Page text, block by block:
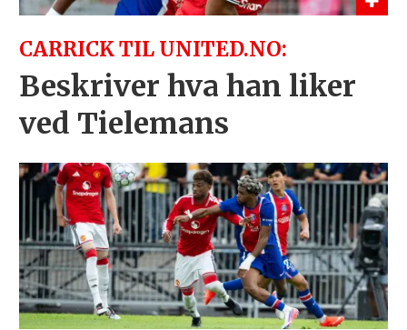
CARRICK TIL UNITED.NO:
Beskriver hva han liker
ved Tielemans